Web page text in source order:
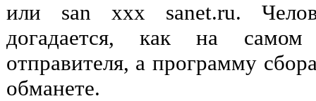
или san xxx sanet.ru.
догадается, как на
отправителя, а программу
обманете.